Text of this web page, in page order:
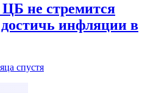
не стремится
инфляции в
спустя